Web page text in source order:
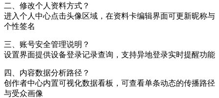
二、修改个人资料方式？
进入个人中心点击头像区域，在资料卡编辑界面可更新昵称与
个性签名
三、账号安全管理说明？
设置界面提供设备登录记录查询，支持异地登录实时提醒功能
四、内容数据分析路径？
创作者中心内置可视化数据看板，可查看单条动态的传播路径
与受众画像